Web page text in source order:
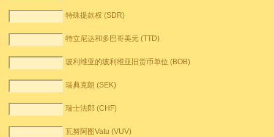
特殊提款权 (SDR)
特立尼达和多巴哥美元 (TTD)
玻利维亚的玻利维亚旧货币单位 (BOB)
瑞典克朗 (SEK)
瑞士法郎 (CHF)
瓦努阿图Vatu (VUV)